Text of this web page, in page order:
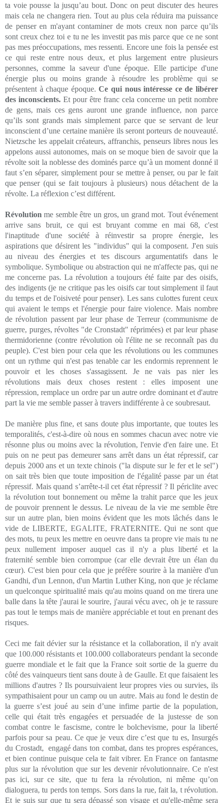
ta voie pousse la jusqu’au bout. Donc on peut discuter des heures
mais cela ne changera rien. Tout au plus cela réduira ma puissance
de penser en m'ayant contaminer de mots creux non parce qu’ils
sont creux chez toi e tu ne les investit pas mis parce que ce ne sont
pas mes préoccupations, mes ressenti. Encore une fois la pensée est
ce qui reste entre nous deux, et plus largement entre plusieurs
personnes, comme la saveur d'une époque. Elle participe d'une
énergie plus ou moins grande à résoudre les problème qui se
présentent à chaque époque.Ce qui nous intéresse ce de libérer
des inconscients. Et pour être franc cela concerne un petit nombre
de gens, mais ces gens auront une grande influence, non parce
qu’ils sont grands mais simplement parce que se servant de leur
inconscient d’une certaine manière ils seront porteurs de nouveauté.
Nietzsche les appelait créateurs, affranchis, penseurs libres nous les
appelons aussi autonomes, mais on se moque bien de savoir que la
révolte soit la noblesse des dominés parce qu’à un moment donné il
faut s’en séparer, simplement pour se mettre à penser, ou par le fait
que penser (qui se fait toujours à plusieurs) nous détachent de la
révolte. La réflexion c’est différent.
Révolution me semble être un gros, un grand mot. Tout événement
arrive sans bruit, ce qui est bruyant comme en mai 68, c'est
l'inaptitude d'une société à réinvestir sa propre énergie, les
aspirations que désirent les "individus" qui la composent. J'en suis
au niveau des énergies et tes discours argumentatifs dans le
symbolique. Symbolique ou abstraction qui ne m'affecte pas, qui ne
me concerne pas. La révolution a toujours été faite par des oisifs,
des indigents (je ne critique pas les oisifs car tout simplement il faut
du temps et de l'oisiveté pour penser). Les sans culottes furent ceux
qui avaient le temps et l'énergie pour faire violence. Mais nombre
de révolution passent par leur phase de Terreur (communisme de
guerre, purges, révoltes "de Cronstadt" réprimées) et par leur phase
thermidorienne (contre révolution où l'élite ne se reconnaît pas du
peuple). C'est bien pour cela que les révolutions ou les communes
ont un rythme qui n'est pas tenable car les endormis reprennent le
pouvoir et les choses s'assagissent. Je ne vais pas nier les
révolutions mais deux choses restent : elles imposent une
répression, remplace un ordre par un autre ordre dominant et d'autre
part la vie me semble passer à travers indifférente à ce soubresaut.
De manière plus fine, et sans doute plus importante, que toutes les
temporalités, c'est-à-dire où nous en sommes chacun avec notre vie
résonne plus ou moins avec la révolution, l'envie d'en faire une. Et
puis on ne peut pas demeurer sans arrêt dans un état répressif, car
depuis 2000 ans et un texte chinois ("la dispute sur le fer et le sel")
on sait très bien que toute imposition de l'égalité passe par un état
répressif. Mais quand s’arrête-t-il cet état répressif ? Il périclite avec
la révolution tout bonnement ou même la trahit parce que les jeux
de pouvoir prennent le dessus. Le niveau de la vie me semble être
sur un autre plan, bien moins évident que les mots lâchés dans le
vide de LIBERTE, EGALITE, FRATERNITE. Qui ne sont que
des mots, tu peux les mettre en oeuvre dans ta propre vie mais tu ne
peux nullement imposer auquel cas il n'y a plus liberté et la
fraternité semble bien corrompue (car elle devrait être un élan du
cœur). C'est bien pour cela que je préfère sourire à la manière d'un
Gandhi, d'un Lennon, d'un Martin Luther King, non que je réclame
un quelconque spiritualité mais qu'au moins quand on me tirera une
balle dans la tête j'aurai le sourire, j'aurai vécu avec, oh je te rassure
pas tout le temps mais de manière appréciable et tout en prenant des
risques.
Ceci me fait dévier sur la résistance et la collaboration, il n'y avait
que 100.000 résistants et 100.000 collaborateurs pendant la seconde
guerre mondiale et le fait que la France soit sortie de la guerre du
côté des vainqueurs tient sans doute à de Gaulle. Et que faisaient les
millions d'autres ? Ils poursuivaient leur propres vies ou survies, ils
sympathisaient pour un camp ou un autre. Mais au fond le destin de
la guerre s’est joué au sein d’une infime partie de la population,
celle qui était très engagées et persuadée de la justesse de son
combat contre le fascisme, contre le bolchevisme, pour la liberté
parfois pour sa peau. Ce que je veux dire c’est que tu es, Insurgés
du Crostadt, engagé dans ton combat, dans tes propres espérances,
et bien continue puisque cela te fait vibrer. En France on fantasme
plus sur la révolution que sur les devenir révolutionnaire. Ce n'est
pas ici, sur ce site, que tu fera la révolution, ni même qu’on
dialoguera, tu perds ton temps. Sors dans la rue, fait la, t révolution.
Et je suis sur que tu sera dépassé son visage et qu'elle-même sera